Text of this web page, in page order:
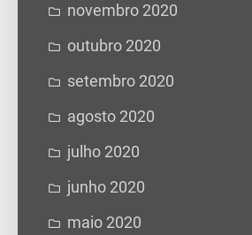
novembro 2020
outubro 2020
setembro 2020
agosto 2020
julho 2020
junho 2020
maio 2020